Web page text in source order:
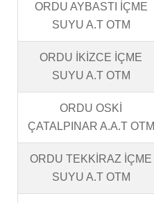
ORDU AYBASTI İÇME
SUYU A.T OTM
ORDU İKİZCE İÇME
SUYU A.T OTM
ORDU OSKİ
ÇATALPINAR A.A.T OTM
ORDU TEKKİRAZ İÇME
SUYU A.T OTM